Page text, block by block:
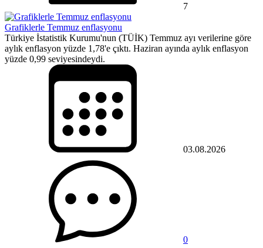
7
Grafiklerle Temmuz enflasyonu
Türkiye İstatistik Kurumu'nun (TÜİK) Temmuz ayı verilerine göre
aylık enflasyon yüzde 1,78'e çıktı. Haziran ayında aylık enflasyon
yüzde 0,99 seviyesindeydi.
03.08.2026
0